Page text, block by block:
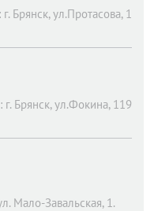
г. Брянск, ул.Протасова, 1
г. Брянск, ул.Фокина, 119
Мало-Завальская, 1.